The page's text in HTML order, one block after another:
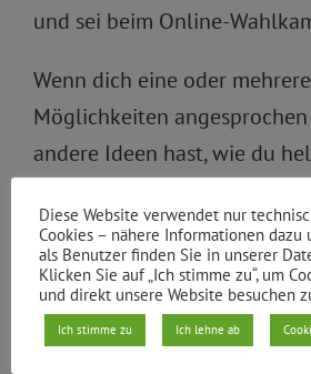
und sei beim Online-
Wenn dich eine oder
Möglichkeiten
andere Ideen hast, wie du
mir zu schreiben:
xhain.de
Diese Website verwendet nur
Cookies – nähere Informationen dazu
als Benutzer finden Sie in unserer
Klicken Sie auf „Ich stimme zu“, um
und direkt unsere Website besuchen
Ich stimme zu Ich lehne ab